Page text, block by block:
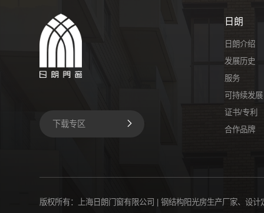
下载专区
日朗
日朗介绍
发展历史
服务
可持续发展
证书/专利
合作品牌
版权所有：上海日朗门窗有限公司 | 钢结构阳光房生产厂家、设